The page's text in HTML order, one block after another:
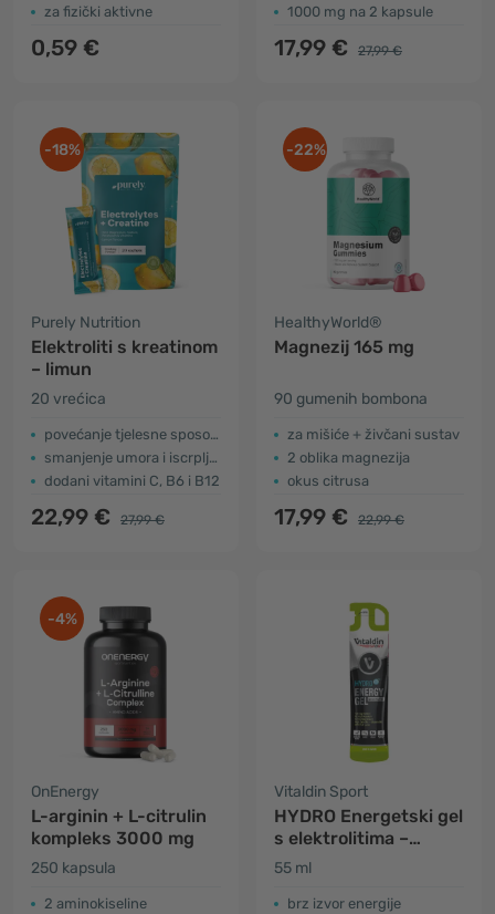
za fizički aktivne
0,59 €
1000 mg na 2 kapsule
17,99 € 27,99 €
-18%
Purely Nutrition
Elektroliti s kreatinom
– limun
20 vrećica
povećanje tjelesne sposobnosti
smanjenje umora i iscrpljenosti
dodani vitamini C, B6 i B12
22,99 € 27,99 €
-22%
HealthyWorld®
Magnezij 165 mg
90 gumenih bombona
za mišiće + živčani sustav
2 oblika magnezija
okus citrusa
17,99 € 22,99 €
-4%
OnEnergy
L-arginin + L-citrulin
kompleks 3000 mg
250 kapsula
2 aminokiseline
Vitaldin Sport
HYDRO Energetski gel
s elektrolitima –
limeta
55 ml
brz izvor energije